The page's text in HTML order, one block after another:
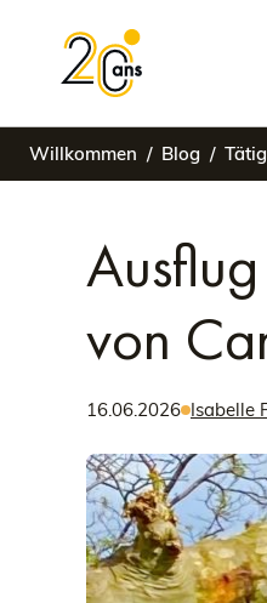
Willkommen Blog
von
16.06.2026 Isabelle